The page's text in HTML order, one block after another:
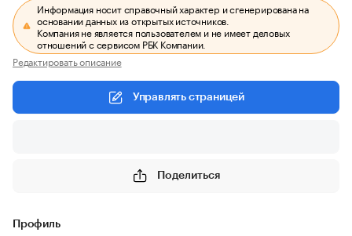
Информация носит справочный характер и сгенерирована на
основании данных из открытых источников.
Компания не является пользователем и не имеет деловых
отношений с сервисом РБК Компании.
Редактировать описание
Управлять страницей
Поделиться
Профиль